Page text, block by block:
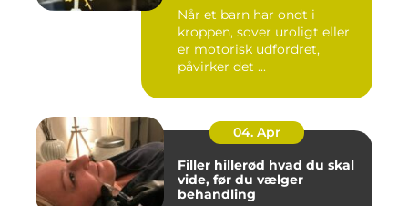
Når et barn har ondt i
kroppen, sover uroligt eller
er motorisk udfordret,
påvirker det ...
04. Apr
Filler hillerød hvad du skal
vide, før du vælger
behandling